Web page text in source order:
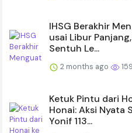
IHSG Berakhir
usai Libur
Sentuh Le...
2 months ago 159
Ketuk Pintu dari
Honai: Aksi Nyata
Yonif 113...